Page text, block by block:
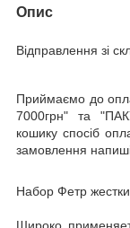
Опис
Відправлення зі
Приймаємо до
7000грн" та
кошику спосіб
замовлення
Набор Фетр
Широко